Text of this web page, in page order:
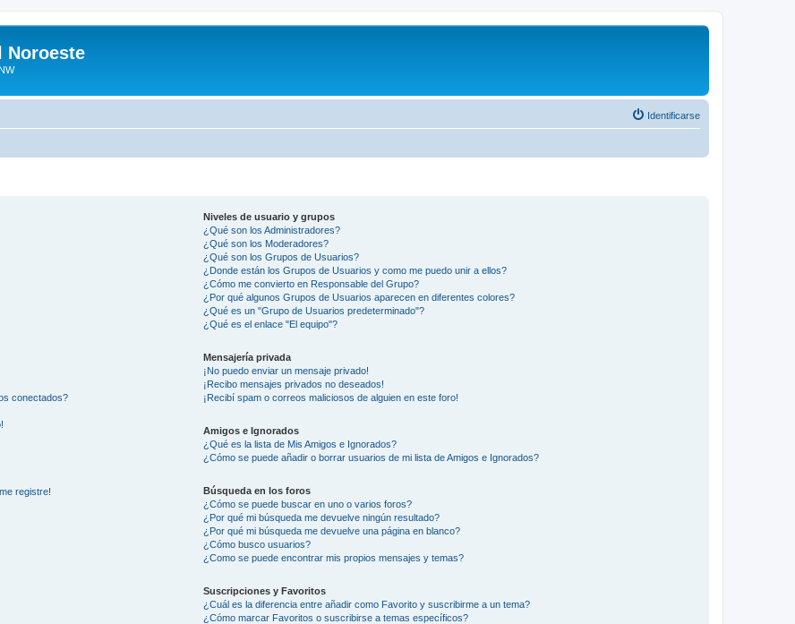
Noroeste
Identificarse
conectados?
registre!
Niveles de usuario y grupos
¿Qué son los Administradores?
¿Qué son los Moderadores?
¿Qué son los Grupos de Usuarios?
¿Donde están los Grupos de Usuarios y como me puedo unir a ellos?
¿Cómo me convierto en Responsable del Grupo?
¿Por qué algunos Grupos de Usuarios aparecen en diferentes colores?
¿Qué es un "Grupo de Usuarios predeterminado"?
¿Qué es el enlace "El equipo"?
Mensajería privada
¡No puedo enviar un mensaje privado!
¡Recibo mensajes privados no deseados!
¡Recibí spam o correos maliciosos de alguien en este foro!
Amigos e Ignorados
¿Qué es la lista de Mis Amigos e Ignorados?
¿Cómo se puede añadir o borrar usuarios de mi lista de Amigos e Ignorados?
Búsqueda en los foros
¿Cómo se puede buscar en uno o varios foros?
¿Por qué mi búsqueda me devuelve ningún resultado?
¿Por qué mi búsqueda me devuelve una página en blanco?
¿Cómo busco usuarios?
¿Como se puede encontrar mis propios mensajes y temas?
Suscripciones y Favoritos
¿Cuál es la diferencia entre añadir como Favorito y suscribirme a un tema?
¿Cómo marcar Favoritos o suscribirse a temas específicos?